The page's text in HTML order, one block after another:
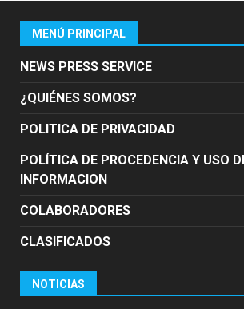
MENÚ PRINCIPAL
NEWS PRESS SERVICE
¿QUIÉNES SOMOS?
POLITICA DE PRIVACIDAD
POLÍTICA DE PROCEDENCIA Y USO
INFORMACION
COLABORADORES
CLASIFICADOS
NOTICIAS